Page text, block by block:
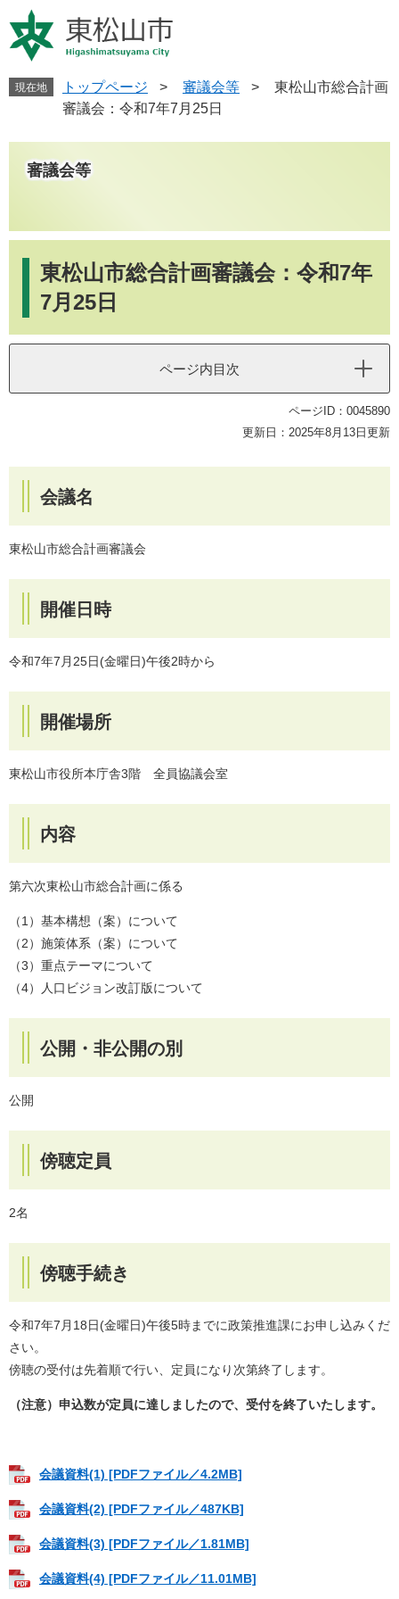
ー
ジ
す
ニ
ュ
し
現在地 トップページ > 審議会等 >
東松山市総合計画
審議会：令和7年7月25日
審議会等
東松山市総合計画審議会：令和7年
7月25日
ページ内目次
ページID：0045890
更新日：2025年8月13日更新
会議名
東松山市総合計画審議会
開催日時
令和7年7月25日(金曜日)午後2時から
開催場所
東松山市役所本庁舎3階 全員協議会室
内容
第六次東松山市総合計画に係る
（1）基本構想（案）について
（2）施策体系（案）について
（3）重点テーマについて
（4）人口ビジョン改訂版について
公開・非公開の別
公開
傍聴定員
2名
傍聴手続き
令和7年7月18日(金曜日)午後5時までに政策推進課にお申し込みくだ
さい。
傍聴の受付は先着順で行い、定員になり次第終了します。
（注意）申込数が定員に達しましたので、受付を終了いたします。
会議資料(1) [PDFファイル／4.2MB]
会議資料(2) [PDFファイル／487KB]
会議資料(3) [PDFファイル／1.81MB]
会議資料(4) [PDFファイル／11.01MB]